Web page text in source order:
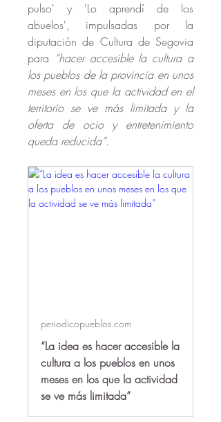
pulso' y 'Lo aprendí de los
abuelos', impulsadas por la
diputación de Cultura de Segovia
para “hacer accesible la cultura a
los pueblos de la provincia en unos
meses en los que la actividad en el
territorio se ve más limitada y la
oferta de ocio y entretenimiento
queda reducida”.
periodicopueblos.com
“La idea es hacer accesible la
cultura a los pueblos en unos
meses en los que la actividad
se ve más limitada”